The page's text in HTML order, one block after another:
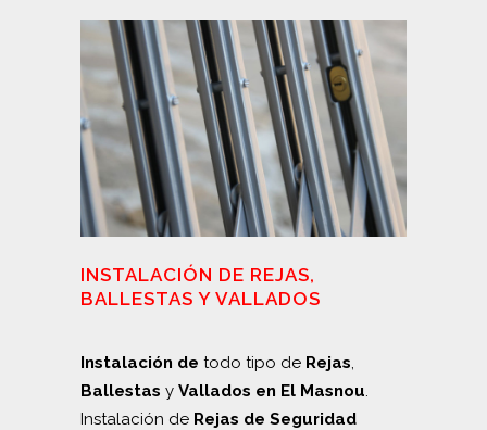
INSTALACIÓN DE REJAS,
BALLESTAS Y VALLADOS
Instalación de todo tipo de Rejas,
Ballestas y Vallados en El Masnou.
Instalación de Rejas de Seguridad